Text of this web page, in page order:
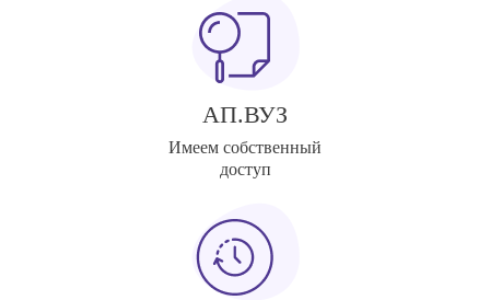
АП.ВУЗ
Имеем собственный
доступ